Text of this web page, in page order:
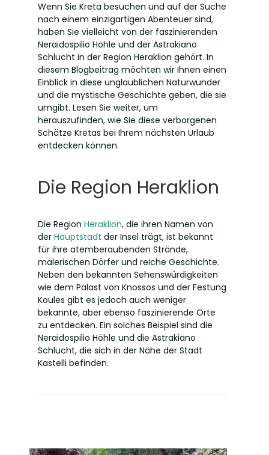
Wenn Sie Kreta besuchen und auf der Suche
nach einem einzigartigen Abenteuer sind,
haben Sie vielleicht von der faszinierenden
Neraidospilio Höhle und der Astrakiano
Schlucht in der Region Heraklion gehört. In
diesem Blogbeitrag möchten wir Ihnen einen
Einblick in diese unglaublichen Naturwunder
und die mystische Geschichte geben, die sie
umgibt. Lesen Sie weiter, um
herauszufinden, wie Sie diese verborgenen
Schätze Kretas bei Ihrem nächsten Urlaub
entdecken können.
Die Region Heraklion
Die Region Heraklion, die ihren Namen von
der Hauptstadt der Insel trägt, ist bekannt
für ihre atemberaubenden Strände,
malerischen Dörfer und reiche Geschichte.
Neben den bekannten Sehenswürdigkeiten
wie dem Palast von Knossos und der Festung
Koules gibt es jedoch auch weniger
bekannte, aber ebenso faszinierende Orte
zu entdecken. Ein solches Beispiel sind die
Neraidospilio Höhle und die Astrakiano
Schlucht, die sich in der Nähe der Stadt
Kastelli befinden.